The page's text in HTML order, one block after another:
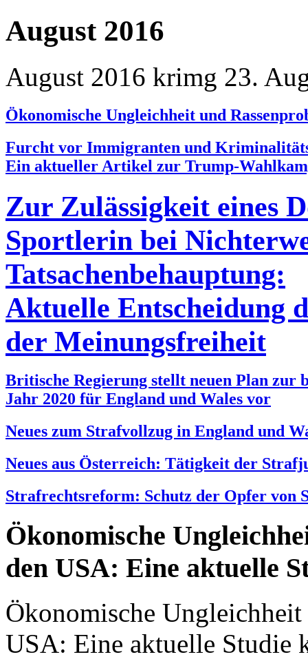
August 2016
August 2016 krimg 23.
Ökonomische Ungleichheit und
Furcht vor Immigranten und
Ein aktueller Artikel zur Trump-
Zur Zulässigkeit eines
Sportlerin bei
Tatsachenbehauptung:
Aktuelle Entscheidung
der Meinungsfreiheit
Britische Regierung stellt neuen Plan zur
Jahr 2020 für England und Wales vor
Neues zum Strafvollzug in England und
Neues aus Österreich: Tätigkeit der
Strafrechtsreform: Schutz der Opfer von
Ökonomische
den USA: Eine aktuelle
Ökonomische
USA: Eine aktuelle Studie